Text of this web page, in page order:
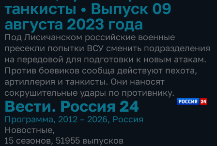
танкисты • Выпуск 09
августа 2023 года
Под Лисичанском российские военные
пресекли попытки ВСУ сменить подразделения
на передовой для подготовки к новым атакам.
Против боевиков сообща действуют пехота,
артиллерия и танкисты. Они наносят
сокрушительные удары по противнику.
Вести. Россия 24
Программа, 2012 – 2026, Россия
Новостные,
15 сезонов, 51955 выпусков